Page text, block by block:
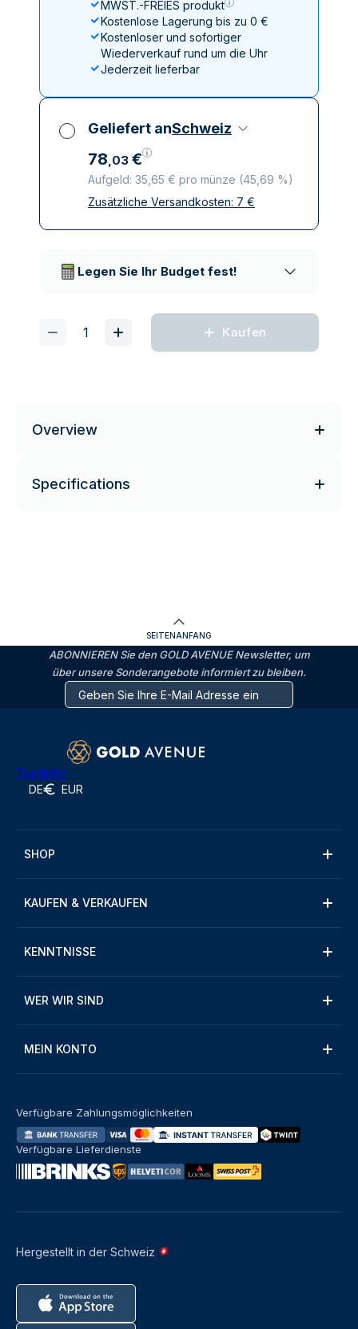
MWST.-FREIES produkt
Kostenlose Lagerung bis zu 0 €
Kostenloser und sofortiger
Wiederverkauf rund um die Uhr
Jederzeit lieferbar
Geliefert anSchweiz
78,03 €
Aufgeld: 35,65 € pro münze (45,69 %)
Alle Steuern inbegriffen
Zusätzliche Versandkosten: 7 €
Legen Sie Ihr Budget fest!
Kaufen
Overview
Specifications
SEITENANFANG
ABONNIEREN Sie den GOLD AVENUE Newsletter, um
über unsere Sonderangebote informiert zu bleiben.
Trustpilot
DE EUR
SHOP
KAUFEN & VERKAUFEN
KENNTNISSE
WER WIR SIND
MEIN KONTO
Hergestellt in der Schweiz
Verfügbare Zahlungsmöglichkeiten
Verfügbare Lieferdienste